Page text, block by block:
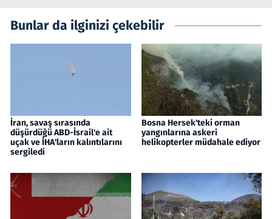
Bunlar da ilginizi çekebilir
İran, savaş sırasında
düşürdüğü ABD-İsrail'e ait
uçak ve İHA'ların kalıntılarını
sergiledi
Bosna Hersek'teki orman
yangınlarına askeri
helikopterler müdahale ediyor